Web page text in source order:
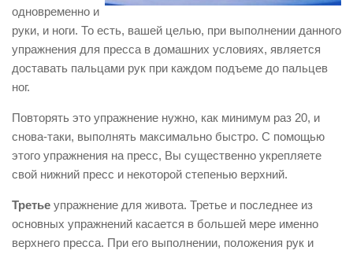
одновременно и
руки, и ноги. То есть, вашей целью, при выполнении данного
упражнения для пресса в домашних условиях, является
доставать пальцами рук при каждом подъеме до пальцев
ног.
Повторять это упражнение нужно, как минимум раз 20, и
снова-таки, выполнять максимально быстро. С помощью
этого упражнения на пресс, Вы существенно укрепляете
свой нижний пресс и некоторой степенью верхний.
Третье упражнение для живота. Третье и последнее из
основных упражнений касается в большей мере именно
верхнего пресса. При его выполнении, положения рук и